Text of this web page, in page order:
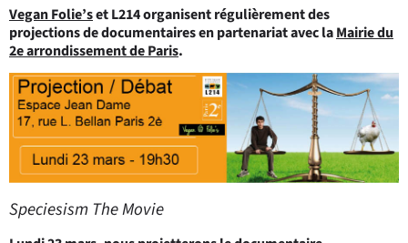
Vegan Folie’set L214 organisent régulièrement des
projections de documentaires en partenariat avec laMairie du
2e arrondissement de Paris.
Speciesism The Movie